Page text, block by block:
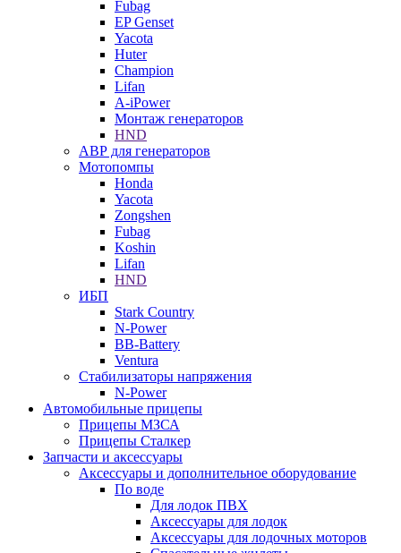
Fubag
EP Genset
Yacota
Huter
Champion
Lifan
A-iPower
Монтаж генераторов
HND
АВР для генераторов
Мотопомпы
Honda
Yacota
Zongshen
Fubag
Koshin
Lifan
HND
ИБП
Stark Country
N-Power
BB-Battery
Ventura
Стабилизаторы напряжения
N-Power
Автомобильные прицепы
Прицепы МЗСА
Прицепы Сталкер
Запчасти и аксессуары
Аксессуары и дополнительное оборудование
По воде
Для лодок ПВХ
Аксессуары для лодок
Аксессуары для лодочных моторов